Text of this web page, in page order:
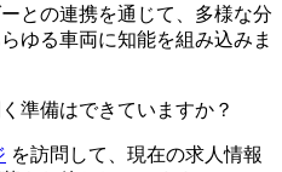
との連携を通じて、多様な分
ゆる車両に知能を組み込みま
準備はできていますか？
を訪問して、現在の求人情報